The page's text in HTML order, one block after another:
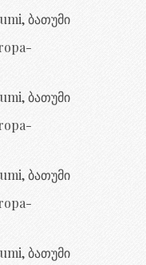
ბათუმი
ბათუმი
ბათუმი
ბათუმი